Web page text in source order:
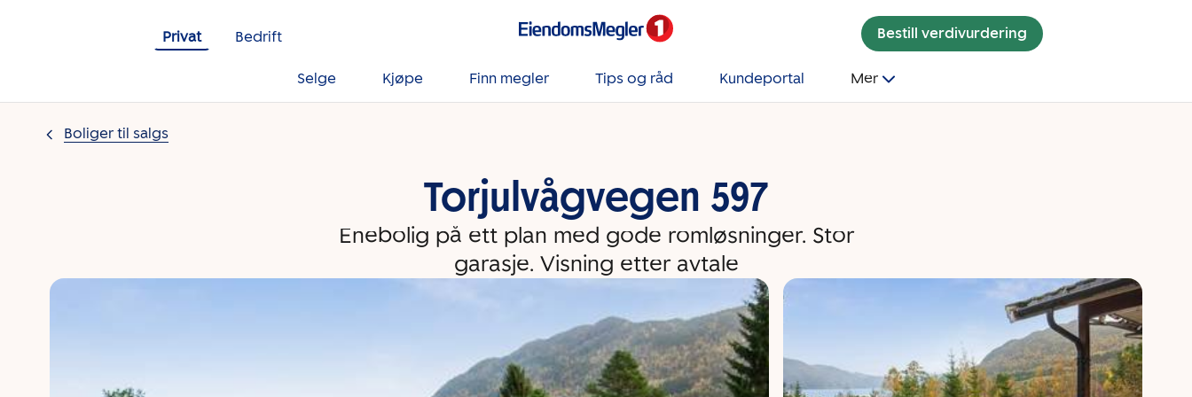
Privat
Bedrift Bestill verdivurdering
Selge Kjøpe Finn megler Tips og råd Kundeportal Mer
Boliger til salgs
Torjulvågvegen 597
Enebolig på ett plan med gode romløsninger. Stor
garasje. Visning etter avtale